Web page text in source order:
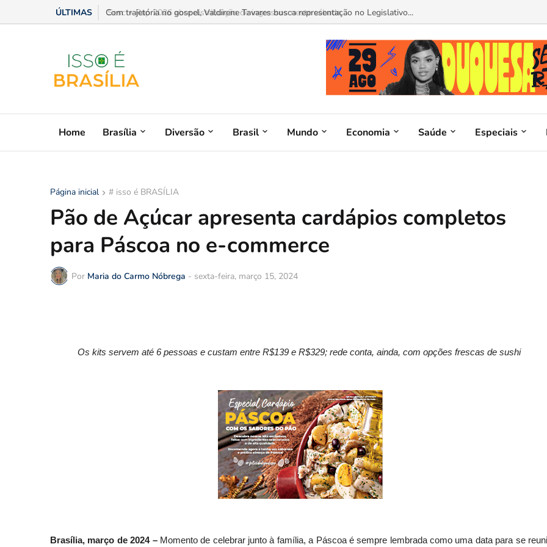
ÚLTIMAS Sesc + Rap 2026 abre distribuição de ingressos neste sábado...
Home Brasília Diversão Brasil Mundo Economia Saúde Especiais
Página inicial # isso é BRASÍLIA
Pão de Açúcar apresenta cardápios completos
para Páscoa no e-commerce
Por Maria do Carmo Nóbrega - sexta-feira, março 15, 2024
Os kits servem até 6 pessoas e custam entre R$139 e R$329; rede conta, ainda, com opções frescas de sushi
Brasília, março de 2024 –Momento de celebrar junto à família, a Páscoa é sempre lembrada como uma data para se